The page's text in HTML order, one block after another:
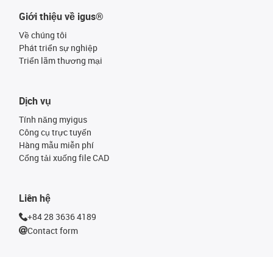
Giới thiệu về igus®
Về chúng tôi
Phát triển sự nghiệp
Triển lãm thương mại
Dịch vụ
Tính năng myigus
Công cụ trực tuyến
Hàng mẫu miễn phí
Cổng tải xuống file CAD
Liên hệ
+84 28 3636 4189
Contact form